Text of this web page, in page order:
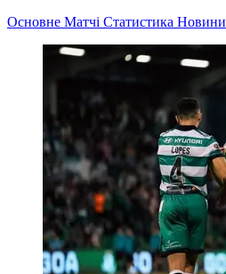
Основне Матчі Статистика Новини